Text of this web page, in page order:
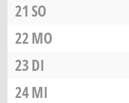
21 SO
22MO
23DI
24MI